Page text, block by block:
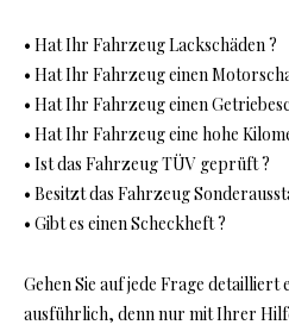
• Hat Ihr Fahrzeug Lackschäden ?
• Hat Ihr Fahrzeug einen
• Hat Ihr Fahrzeug einen
• Hat Ihr Fahrzeug eine hohe
• Ist das Fahrzeug TÜV geprüft ?
• Besitzt das Fahrzeug
• Gibt es einen Scheckheft ?
Gehen Sie auf jede Frage detailliert
ausführlich, denn nur mit Ihrer